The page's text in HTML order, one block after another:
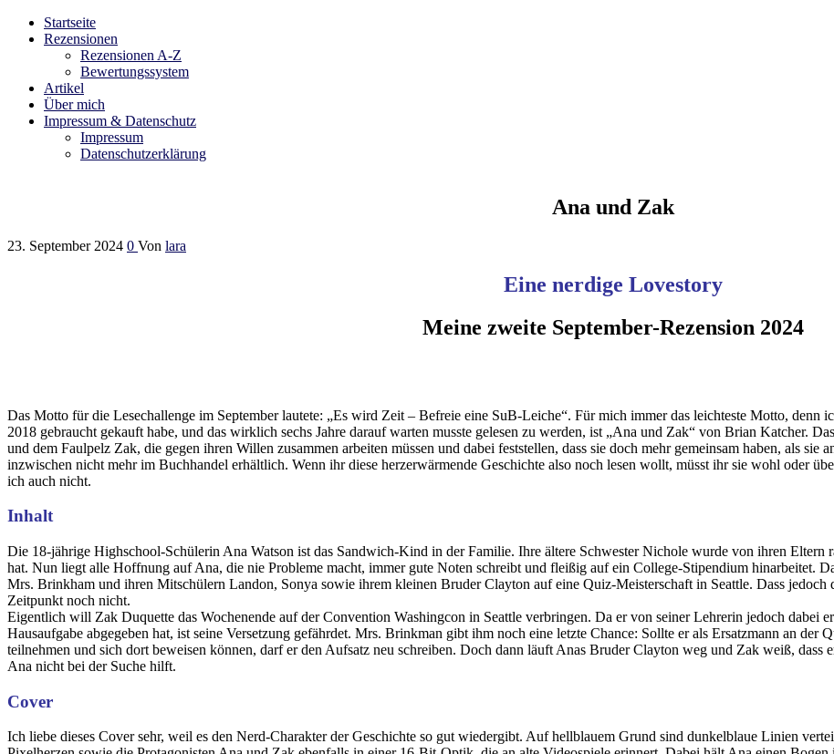
Bibliophilara
Möge die Liebe zu Büchern niemals enden
Startseite
Rezensionen
Rezensionen A-Z
Bewertungssystem
Artikel
Über mich
Impressum & Datenschutz
Impressum
Datenschutzerklärung
Ana und Zak
23. September 2024 0 Von lara
Eine nerdige Lovestory
Meine zweite September-Rezension 2024
Das Motto für die Lesechallenge im September lautete: „Es wird Zeit – Befreie eine SuB-Leiche“. Für mich immer das leichteste Motto, denn
2018 gebraucht gekauft habe, und das wirklich sechs Jahre darauf warten musste gelesen zu werden, ist „Ana und Zak“ von Brian Katcher.
und dem Faulpelz Zak, die gegen ihren Willen zusammen arbeiten müssen und dabei feststellen, dass sie doch mehr gemeinsam haben, als sie
inzwischen nicht mehr im Buchhandel erhältlich. Wenn ihr diese herzerwärmende Geschichte also noch lesen wollt, müsst ihr sie wohl oder
ich auch nicht.
Inhalt
Die 18-jährige Highschool-Schülerin Ana Watson ist das Sandwich-Kind in der Familie. Ihre ältere Schwester Nichole wurde von ihren Eltern
hat. Nun liegt alle Hoffnung auf Ana, die nie Probleme macht, immer gute Noten schreibt und fleißig auf ein College-Stipendium hinarbeitet.
Mrs. Brinkham und ihren Mitschülern Landon, Sonya sowie ihrem kleinen Bruder Clayton auf eine Quiz-Meisterschaft in Seattle. Dass jedoch
Zeitpunkt noch nicht.
Eigentlich will Zak Duquette das Wochenende auf der Convention Washingcon in Seattle verbringen. Da er von seiner Lehrerin jedoch
Hausaufgabe abgegeben hat, ist seine Versetzung gefährdet. Mrs. Brinkman gibt ihm noch eine letzte Chance: Sollte er als Ersatzmann an
teilnehmen und sich dort beweisen können, darf er den Aufsatz neu schreiben. Doch dann läuft Anas Bruder Clayton weg und Zak weiß,
Ana nicht bei der Suche hilft.
Cover
Ich liebe dieses Cover sehr, weil es den Nerd-Charakter der Geschichte so gut wiedergibt. Auf hellblauem Grund sind dunkelblaue Linien